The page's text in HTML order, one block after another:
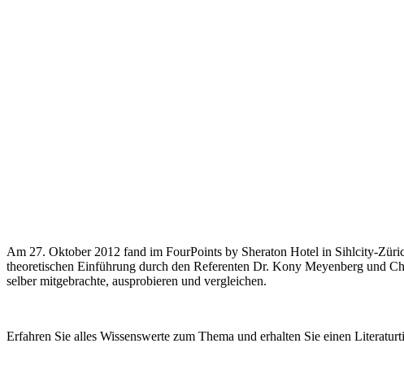
Am 27. Oktober 2012 fand im FourPoints by Sheraton Hotel in Sihlcity-
theoretischen Einführung durch den Referenten Dr. Kony Meyenberg und
selber mitgebrachte, ausprobieren und vergleichen.
Erfahren Sie alles Wissenswerte zum Thema und erhalten Sie einen